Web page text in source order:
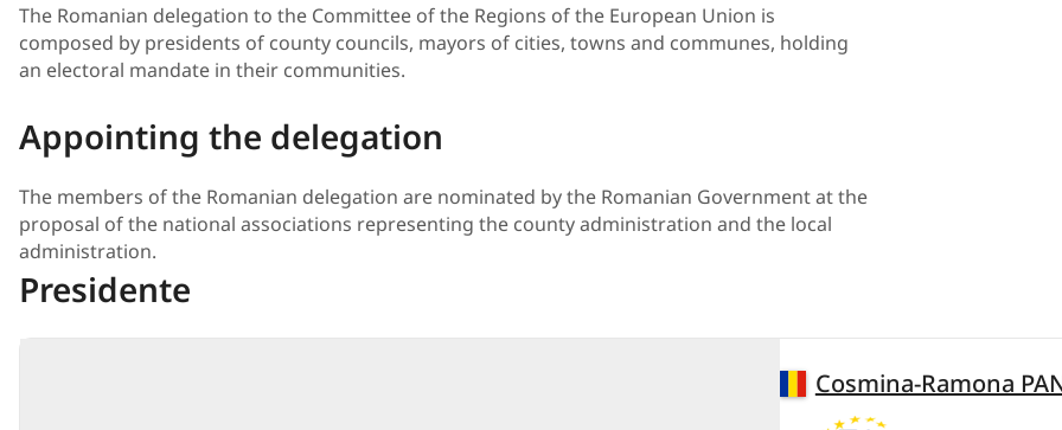
​The Romanian delegation to the Committee of the Regions of the European Union is
composed by presidents of county councils, mayors of cities, towns and communes, holding
an electoral mandate in their communities.
Appo​inting the delegation
The members of the Romanian delegation are nominated by the Romanian Government at the
proposal of the national associations representing the county administration and the local
administration.
Presidente
RomaniaCosmina-Ramona